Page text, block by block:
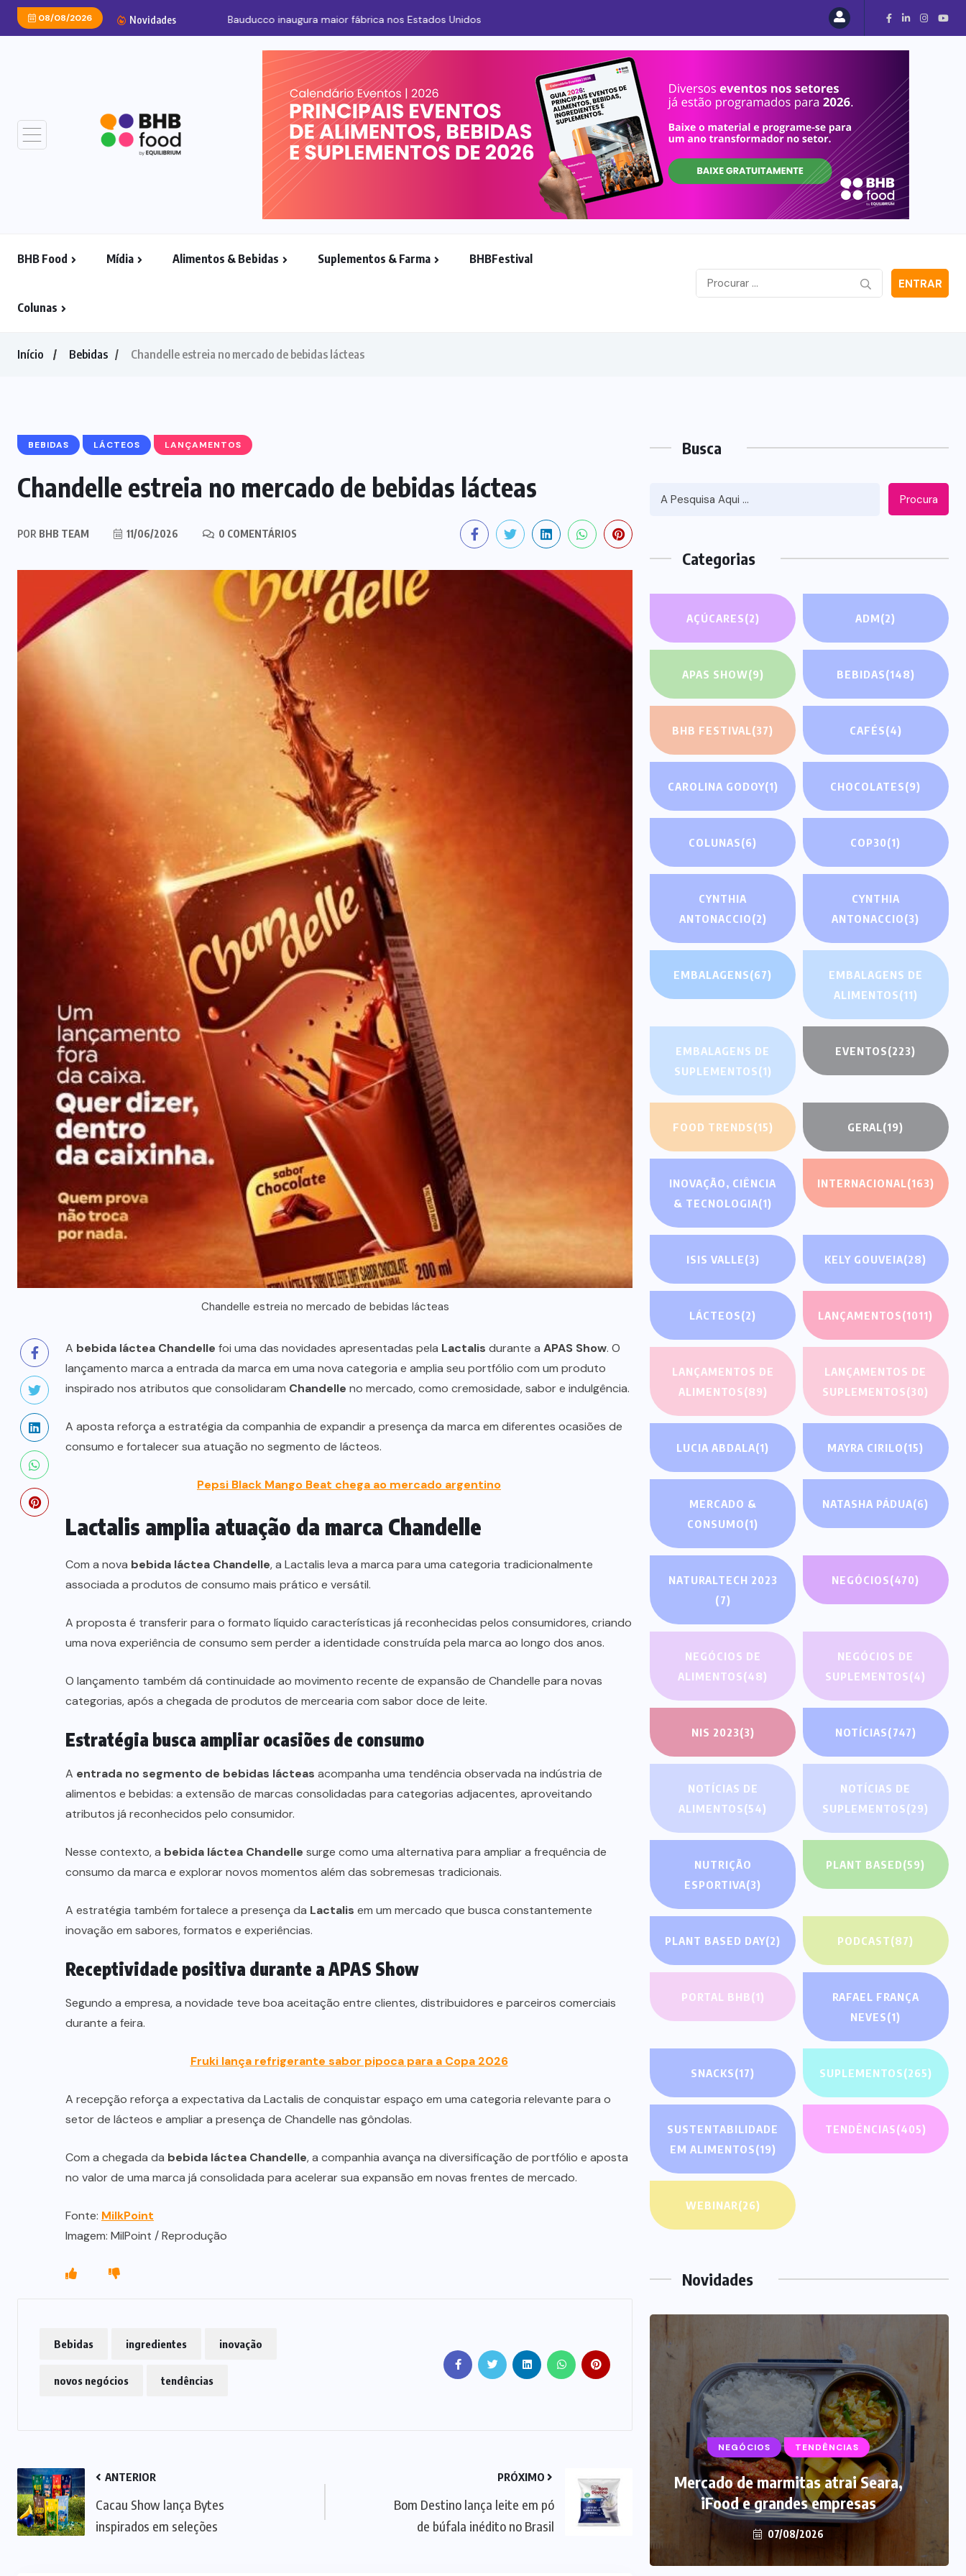
08/08/2026 Novidades Bauducco inaugura maior fábrica nos Estados Unidos
BHB Food Mídia Alimentos & Bebidas Suplementos & Farma BHBFestival
Colunas
ENTRAR
Início Bebidas Chandelle estreia no mercado de bebidas lácteas
BEBIDAS LÁCTEOS LANÇAMENTOS
Chandelle estreia no mercado de bebidas lácteas
POR BHB TEAM 11/06/2026 0 COMENTÁRIOS
Chandelle estreia no mercado de bebidas lácteas
A bebida láctea Chandelle foi uma das novidades apresentadas pela Lactalis durante a APAS Show. O
lançamento marca a entrada da marca em uma nova categoria e amplia seu portfólio com um produto
inspirado nos atributos que consolidaram Chandelle no mercado, como cremosidade, sabor e indulgência.
A aposta reforça a estratégia da companhia de expandir a presença da marca em diferentes ocasiões de
consumo e fortalecer sua atuação no segmento de lácteos.
Pepsi Black Mango Beat chega ao mercado argentino
Lactalis amplia atuação da marca Chandelle
Com a nova bebida láctea Chandelle, a Lactalis leva a marca para uma categoria tradicionalmente
associada a produtos de consumo mais prático e versátil.
A proposta é transferir para o formato líquido características já reconhecidas pelos consumidores, criando
uma nova experiência de consumo sem perder a identidade construída pela marca ao longo dos anos.
O lançamento também dá continuidade ao movimento recente de expansão de Chandelle para novas
categorias, após a chegada de produtos de mercearia com sabor doce de leite.
Estratégia busca ampliar ocasiões de consumo
A entrada no segmento de bebidas lácteas acompanha uma tendência observada na indústria de
alimentos e bebidas: a extensão de marcas consolidadas para categorias adjacentes, aproveitando
atributos já reconhecidos pelo consumidor.
Nesse contexto, a bebida láctea Chandelle surge como uma alternativa para ampliar a frequência de
consumo da marca e explorar novos momentos além das sobremesas tradicionais.
A estratégia também fortalece a presença da Lactalis em um mercado que busca constantemente
inovação em sabores, formatos e experiências.
Receptividade positiva durante a APAS Show
Segundo a empresa, a novidade teve boa aceitação entre clientes, distribuidores e parceiros comerciais
durante a feira.
Fruki lança refrigerante sabor pipoca para a Copa 2026
A recepção reforça a expectativa da Lactalis de conquistar espaço em uma categoria relevante para o
setor de lácteos e ampliar a presença de Chandelle nas gôndolas.
Com a chegada da bebida láctea Chandelle, a companhia avança na diversificação de portfólio e aposta
no valor de uma marca já consolidada para acelerar sua expansão em novas frentes de mercado.
Fonte: MilkPoint
Imagem: MilPoint / Reprodução
Bebidas ingredientes inovação
novos negócios tendências
ANTERIOR
Cacau Show lança Bytes
inspirados em seleções
PRÓXIMO
Bom Destino lança leite em pó
de búfala inédito no Brasil
Busca
Procura
Categorias
AÇÚCARES(2) ADM(2)
APAS SHOW(9) BEBIDAS(148)
BHB FESTIVAL(37) CAFÉS(4)
CAROLINA GODOY(1) CHOCOLATES(9)
COLUNAS(6) COP30(1)
CYNTHIA
ANTONACCIO(2)
CYNTHIA
ANTONACCIO(3)
EMBALAGENS(67)
EMBALAGENS DE
ALIMENTOS(11)
EMBALAGENS DE
SUPLEMENTOS(1)
EVENTOS(223)
FOOD TRENDS(15) GERAL(19)
INOVAÇÃO, CIÊNCIA
& TECNOLOGIA(1)
INTERNACIONAL(163)
ISIS VALLE(3) KELY GOUVEIA(28)
LÁCTEOS(2) LANÇAMENTOS(1011)
LANÇAMENTOS DE
ALIMENTOS(89)
LANÇAMENTOS DE
SUPLEMENTOS(30)
LUCIA ABDALA(1) MAYRA CIRILO(15)
MERCADO &
CONSUMO(1)
NATASHA PÁDUA(6)
NATURALTECH 2023
(7)
NEGÓCIOS(470)
NEGÓCIOS DE
ALIMENTOS(48)
NEGÓCIOS DE
SUPLEMENTOS(4)
NIS 2023(3) NOTÍCIAS(747)
NOTÍCIAS DE
ALIMENTOS(54)
NOTÍCIAS DE
SUPLEMENTOS(29)
NUTRIÇÃO
ESPORTIVA(3)
PLANT BASED(59)
PLANT BASED DAY(2) PODCAST(87)
PORTAL BHB(1)
RAFAEL FRANÇA
NEVES(1)
SNACKS(17) SUPLEMENTOS(265)
SUSTENTABILIDADE
EM ALIMENTOS(19)
TENDÊNCIAS(405)
WEBINAR(26)
Novidades
Caffeine Army lança campanha
para o Dia dos Pais
07/08/2026
NEGÓCIOS TENDÊNCIAS
Mercado de marmitas atrai Seara,
iFood e grandes empresas
07/08/2026
SUPLEMENTOS
Caffeine Army lança campanha
para o Dia dos Pais
07/08/2026